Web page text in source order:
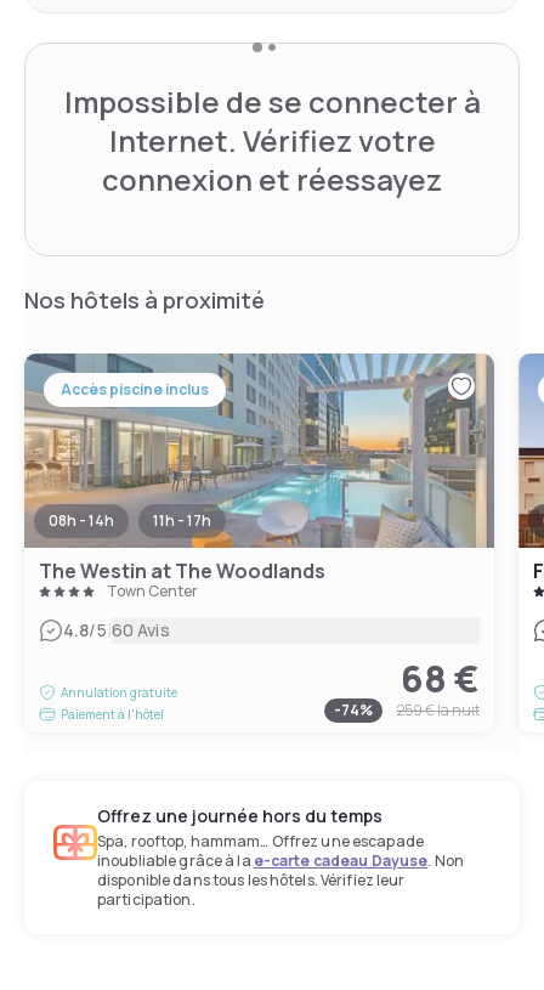
Impossible de se connecter à
Internet. Vérifiez votre
connexion et réessayez
Nos hôtels à proximité
Accès piscine inclus
08h - 14h 11h - 17h
The Westin at The Woodlands
Town Center
4.8/5|60 Avis
Annulation gratuite
Paiement à l'hôtel
68 €
-74% 259 €la nuit
Offrez une journée hors du temps
Spa, rooftop, hammam… Offrez une escapade
inoubliable grâce à la e-carte cadeau Dayuse. Non
disponible dans tous les hôtels. Vérifiez leur
participation.